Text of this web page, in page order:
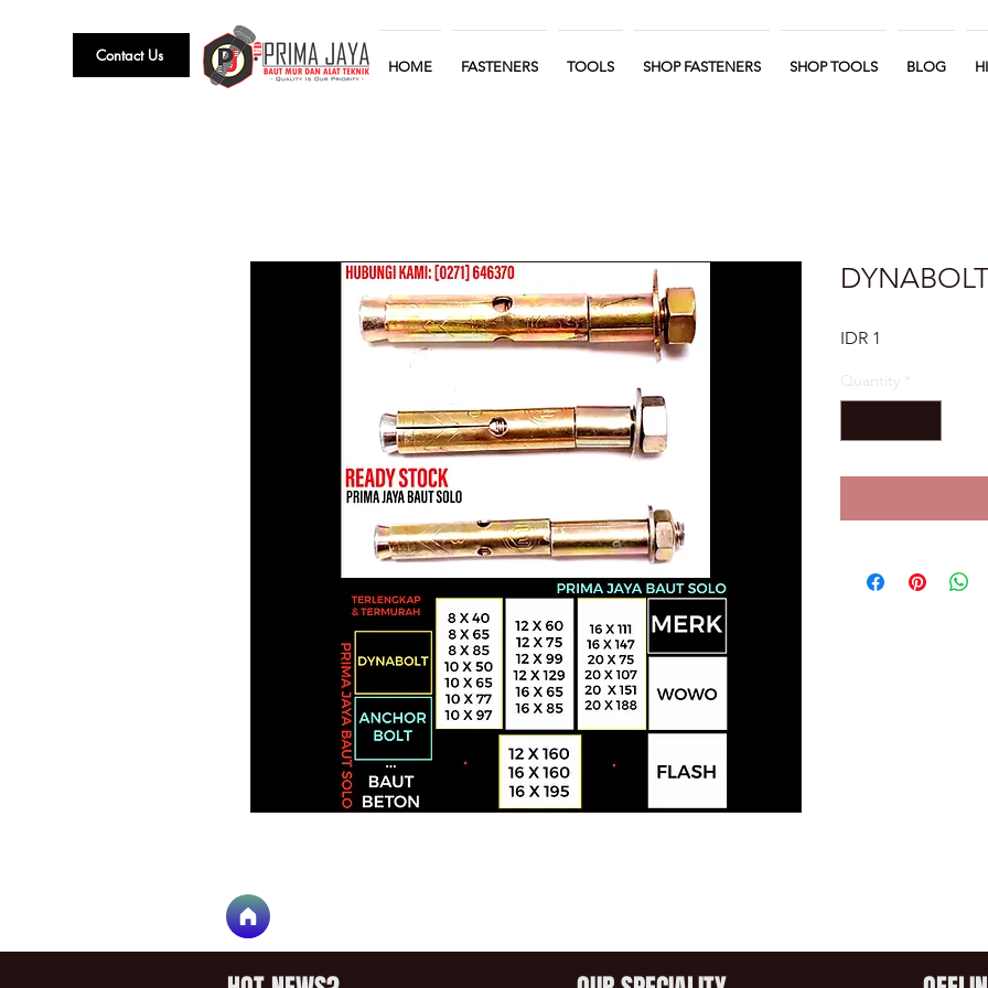
Contact Us
HOME FASTENERS TOOLS SHOP FASTENERS SHOP TOOLS BLOG
IDR 1
Quantity *